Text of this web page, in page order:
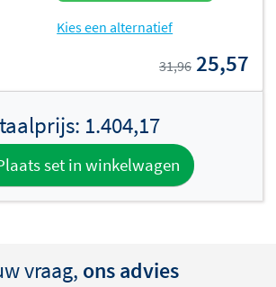
Kies een alternatief
31,96 25,57
1.404,17
set in winkelwagen
vraag, ons advies